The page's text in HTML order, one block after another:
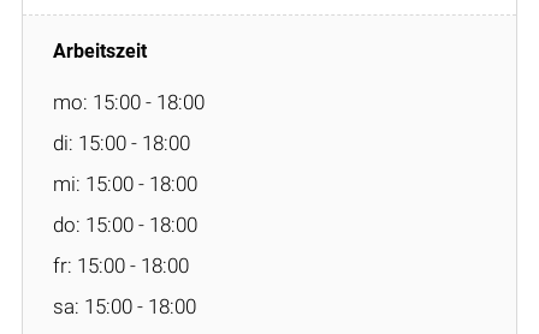
mo: 15:00 - 18:00
di: 15:00 - 18:00
mi: 15:00 - 18:00
do: 15:00 - 18:00
fr: 15:00 - 18:00
sa: 15:00 - 18:00